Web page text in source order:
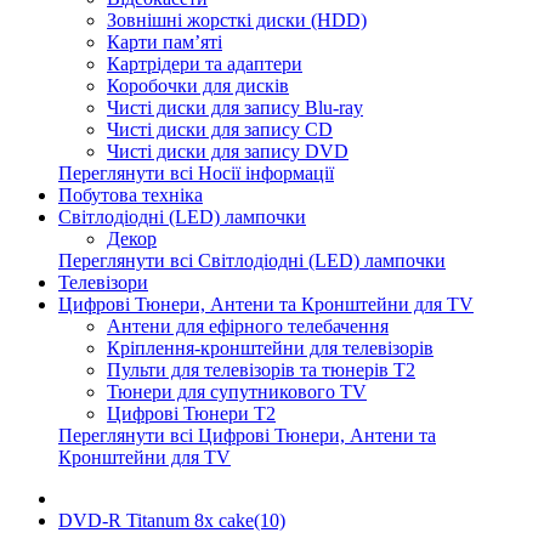
Зовнішні жорсткі диски (HDD)
Карти пам’яті
Картрідери та адаптери
Коробочки для дисків
Чисті диски для запису Blu-ray
Чисті диски для запису CD
Чисті диски для запису DVD
Переглянути всі Носії інформації
Побутова техніка
Світлодіодні (LED) лампочки
Декор
Переглянути всі Світлодіодні (LED) лампочки
Телевізори
Цифрові Тюнери, Антени та Кронштейни для TV
Антени для ефірного телебачення
Кріплення-кронштейни для телевізорів
Пульти для телевізорів та тюнерів T2
Тюнери для супутникового TV
Цифрові Тюнери T2
Переглянути всі Цифрові Тюнери, Антени та
Кронштейни для TV
DVD-R Titanum 8x cake(10)